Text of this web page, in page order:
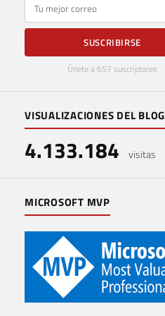
SUSCRIBIRSE
Únete a 657 suscriptores
VISUALIZACIONES DEL BLOG
4.133.184 visitas
MICROSOFT MVP